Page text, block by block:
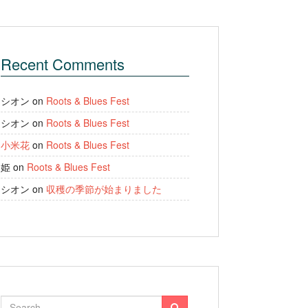
Recent Comments
シオン on Roots & Blues Fest
シオン on Roots & Blues Fest
小米花 on Roots & Blues Fest
姫 on Roots & Blues Fest
シオン on 収穫の季節が始まりました